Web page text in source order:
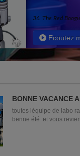
36. The Red
Ecoutez
BONNE VACANCE A TOUS SUR LABO
RADIO
toutes léquipe de labo
benne été et vous